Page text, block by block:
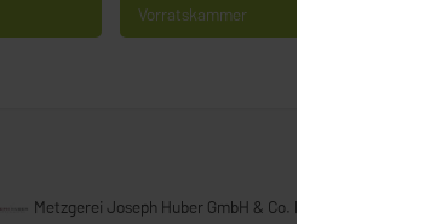
Vorratskammer
Metzgerei Joseph Huber GmbH & Co. KG